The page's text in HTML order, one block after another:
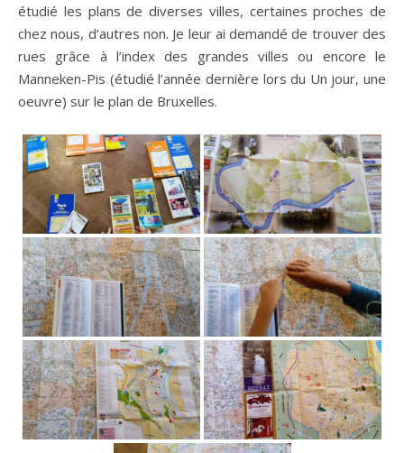
étudié les plans de diverses villes, certaines proches de
chez nous, d’autres non. Je leur ai demandé de trouver des
rues grâce à l’index des grandes villes ou encore le
Manneken-Pis (étudié l’année dernière lors du Un jour, une
oeuvre) sur le plan de Bruxelles.